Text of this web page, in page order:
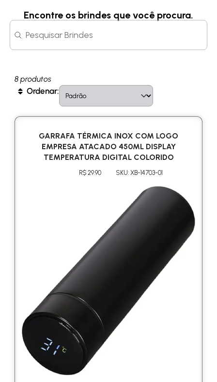
Encontre os brindes que você procura.
Search
Search content
8 produtos
Ordenar:Sort
Sort content
GARRAFA TÉRMICA INOX COM LOGO
EMPRESA ATACADO 450ML DISPLAY
TEMPERATURA DIGITAL COLORIDO
R$ 29.90 SKU: XB-14703-01